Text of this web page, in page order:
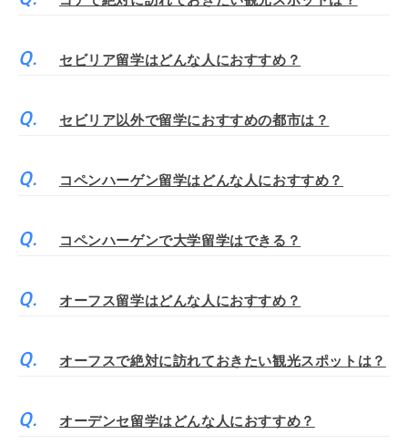
セビリア留学はどんな人におすすめ？
セビリア以外で留学におすすめの都市は？
コペンハーゲン留学はどんな人におすすめ？
コペンハーゲンで大学留学はできる？
オーフス留学はどんな人におすすめ？
オーフスで絶対に訪れておきたい観光スポットは？
オーデンセ留学はどんな人におすすめ？